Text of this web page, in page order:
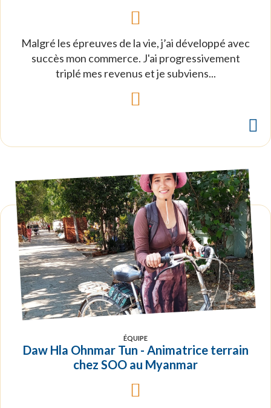
Malgré les épreuves de la vie, j’ai développé avec
succès mon commerce. J'ai progressivement
triplé mes revenus et je subviens...
ÉQUIPE
Daw Hla Ohnmar Tun - Animatrice terrain
chez SOO au Myanmar